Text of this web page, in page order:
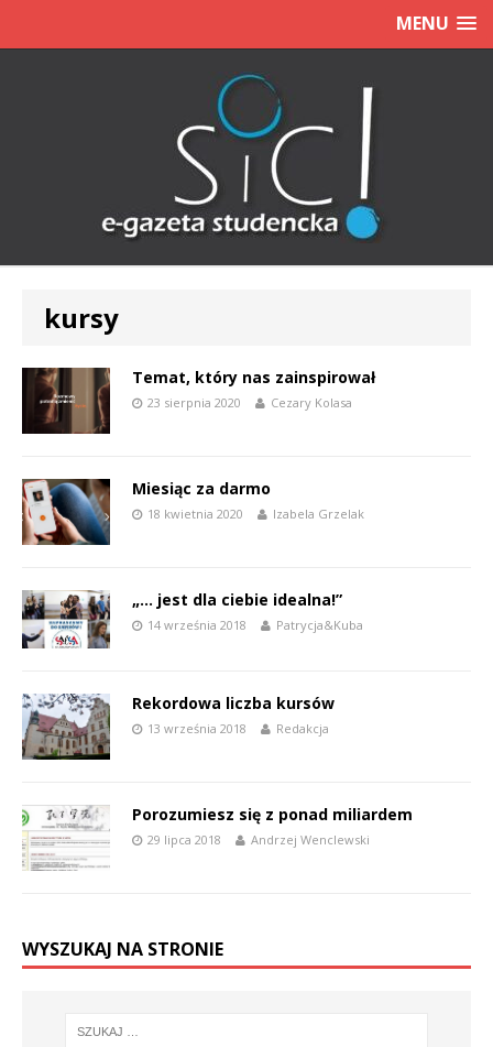
MENU
kursy
Temat, który nas zainspirował
23 sierpnia 2020 Cezary Kolasa
Miesiąc za darmo
18 kwietnia 2020 Izabela Grzelak
„… jest dla ciebie idealna!”
14 września 2018 Patrycja&Kuba
Rekordowa liczba kursów
13 września 2018 Redakcja
Porozumiesz się z ponad miliardem
29 lipca 2018 Andrzej Wenclewski
WYSZUKAJ NA STRONIE